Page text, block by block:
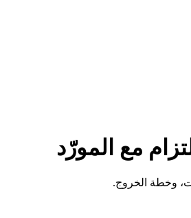
مع المورّد
وخطة الخروج.